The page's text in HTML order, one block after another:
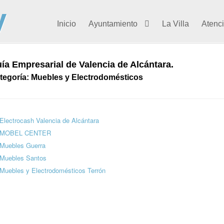
Inicio Ayuntamiento La Villa
Empresarial de Valencia de Alcántara.
Muebles y Electrodomésticos
Electrocash Valencia de Alcántara
MOBEL CENTER
Muebles Guerra
Muebles Santos
Muebles y Electrodomésticos Terrón